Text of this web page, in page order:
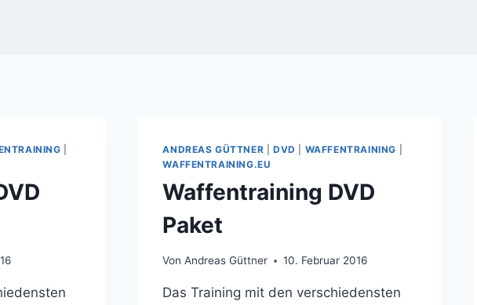
ANDREAS GÜTTNER |DVD WAFFENTRAINING
WAFFENTRAINING.EU
Waffentraining DVD
Paket
Von Andreas Güttner 10. Februar 2016
Das Training mit den verschiedensten